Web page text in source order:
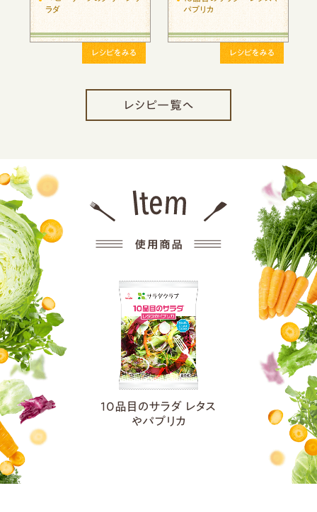
ラダ
レシピをみる
パプリカ
レシピをみる
レシピ一覧へ
10品目のサラダ レタス
やパプリカ